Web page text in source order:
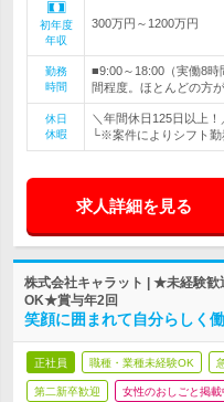
初年度
年収
300万円～1200万円
勤務
時間
■9:00～18:00（実働8
間程度。ほとんどの方
休日
休暇
＼年間休日125日以上
└※案件によりシフト勤
求人詳細を見る
株式会社キャラット | ★未経験
OK★賞与年2回
笑顔に囲まれて自分らしく
正社員 職種・業種未経験OK
第二新卒歓迎 女性のおしごと掲載